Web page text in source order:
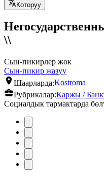
Которуу
\\
Сын-пикирлер жок
Сын-пикир жазуу
Шаарларда:Kostroma
Рубрикалар:Каржы /
Социалдык тармактарда